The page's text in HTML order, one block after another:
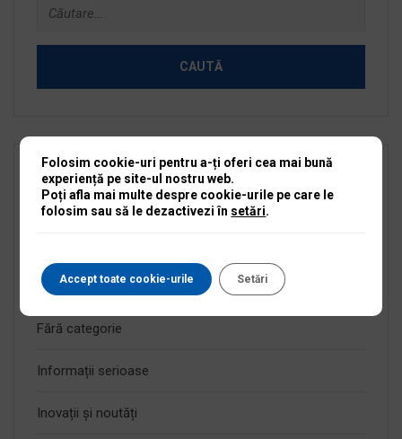
Caută
Categorii
Anunțuri expirate
Fără categorie
Informații serioase
Inovații și noutăți
Folosim cookie-uri pentru a-ți oferi cea mai bună
experiență pe site-ul nostru web.
Poți afla mai multe despre cookie-urile pe care le
folosim sau să le dezactivezi în setări.
Accept toate cookie-urile Setări